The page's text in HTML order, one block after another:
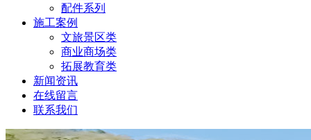
配件系列
施工案例
文旅景区类
商业商场类
拓展教育类
新闻资讯
在线留言
联系我们